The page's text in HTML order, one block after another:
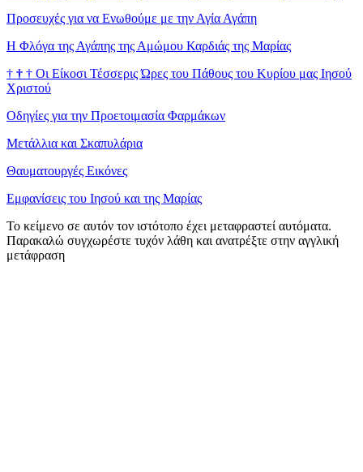
Προσευχές για να Ενωθούμε με την Αγία Αγάπη
Η Φλόγα της Αγάπης της Αμώμου Καρδιάς της Μαρίας
† † † Οι Είκοσι Τέσσερις Ώρες του Πάθους του Κυρίου μας Ιησού
Χριστού
Οδηγίες για την Προετοιμασία Φαρμάκων
Μετάλλια και Σκαπυλάρια
Θαυματουργές Εικόνες
Εμφανίσεις του Ιησού και της Μαρίας
Το κείμενο σε αυτόν τον ιστότοπο έχει μεταφραστεί αυτόματα.
Παρακαλώ συγχωρέστε τυχόν λάθη και ανατρέξτε στην αγγλική
μετάφραση